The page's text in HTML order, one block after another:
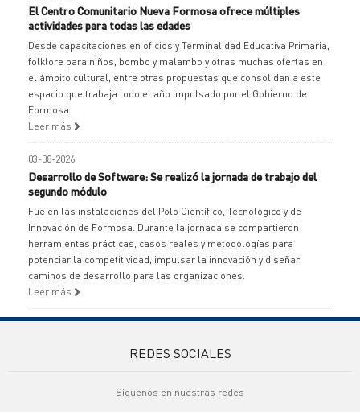
El Centro Comunitario Nueva Formosa ofrece múltiples
actividades para todas las edades
Desde capacitaciones en oficios y Terminalidad Educativa Primaria,
folklore para niños, bombo y malambo y otras muchas ofertas en
el ámbito cultural, entre otras propuestas que consolidan a este
espacio que trabaja todo el año impulsado por el Gobierno de
Formosa.
Leer más
03-08-2026
Desarrollo de Software: Se realizó la jornada de trabajo del
segundo módulo
Fue en las instalaciones del Polo Científico, Tecnológico y de
Innovación de Formosa. Durante la jornada se compartieron
herramientas prácticas, casos reales y metodologías para
potenciar la competitividad, impulsar la innovación y diseñar
caminos de desarrollo para las organizaciones.
Leer más
REDES SOCIALES
Síguenos en nuestras redes